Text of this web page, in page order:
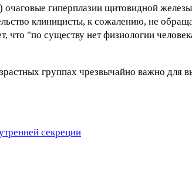
гиперплазии щитовидной железы
клиницисты, к сожалению, не
"по существу нет физиологии
группах чрезвычайно важно для
секреции